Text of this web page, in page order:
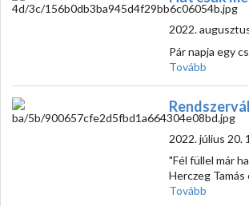
2022.
Pár napja egy
Tovább
2022. július 20.
"Fél füllel már
Herczeg Tamás
Tovább